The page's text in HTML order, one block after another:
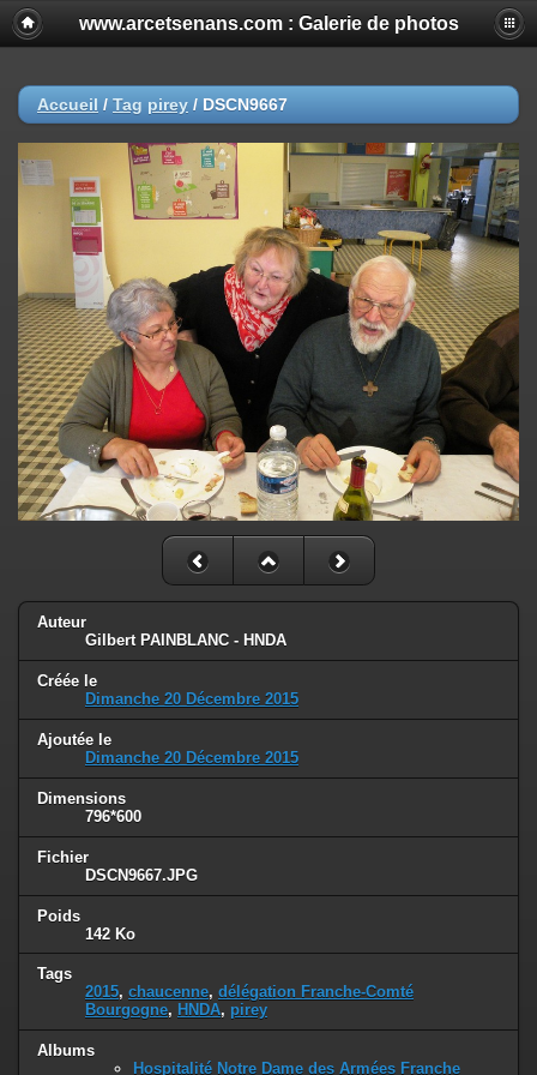
www.arcetsenans.com : Galerie de photos
Accueil / Tag pirey / DSCN9667
Auteur
Gilbert PAINBLANC - HNDA
Créée le
Dimanche 20 Décembre 2015
Ajoutée le
Dimanche 20 Décembre 2015
Dimensions
796*600
Fichier
DSCN9667.JPG
Poids
142 Ko
Tags
2015, chaucenne, délégation Franche-Comté
Bourgogne, HNDA, pirey
Albums
Hospitalité Notre Dame des Armées Franche